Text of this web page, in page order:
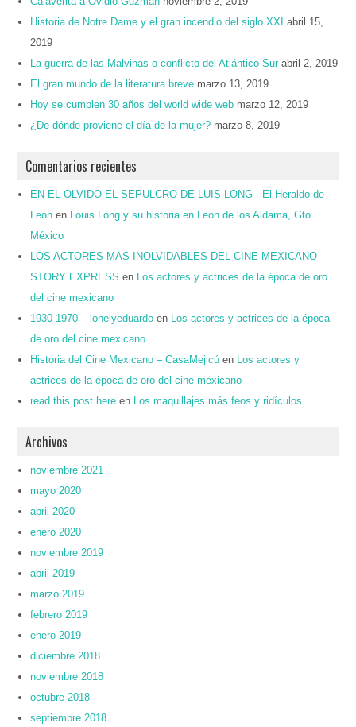
Historia de Notre Dame y el gran incendio del siglo XXI
abril 15,
2019
La guerra de las Malvinas o conflicto del Atlántico Sur abril 2, 2019
El gran mundo de la literatura breve marzo 13, 2019
Hoy se cumplen 30 años del world wide web marzo 12, 2019
¿De dónde proviene el día de la mujer? marzo 8, 2019
Comentarios recientes
EN EL OLVIDO EL SEPULCRO DE LUIS LONG - El Heraldo de
León en
Louis Long y su historia en León de los Aldama, Gto.
México
LOS ACTORES MAS INOLVIDABLES DEL CINE MEXICANO –
STORY EXPRESS en
Los actores y actrices de la época de oro
del cine mexicano
1930-1970 – lonelyeduardo en
Los actores y actrices de la época
de oro del cine mexicano
Historia del Cine Mexicano – CasaMejicú en
Los actores y
actrices de la época de oro del cine mexicano
read this post here en Los maquillajes más feos y ridículos
Archivos
noviembre 2021
mayo 2020
abril 2020
enero 2020
noviembre 2019
abril 2019
marzo 2019
febrero 2019
enero 2019
diciembre 2018
noviembre 2018
octubre 2018
septiembre 2018